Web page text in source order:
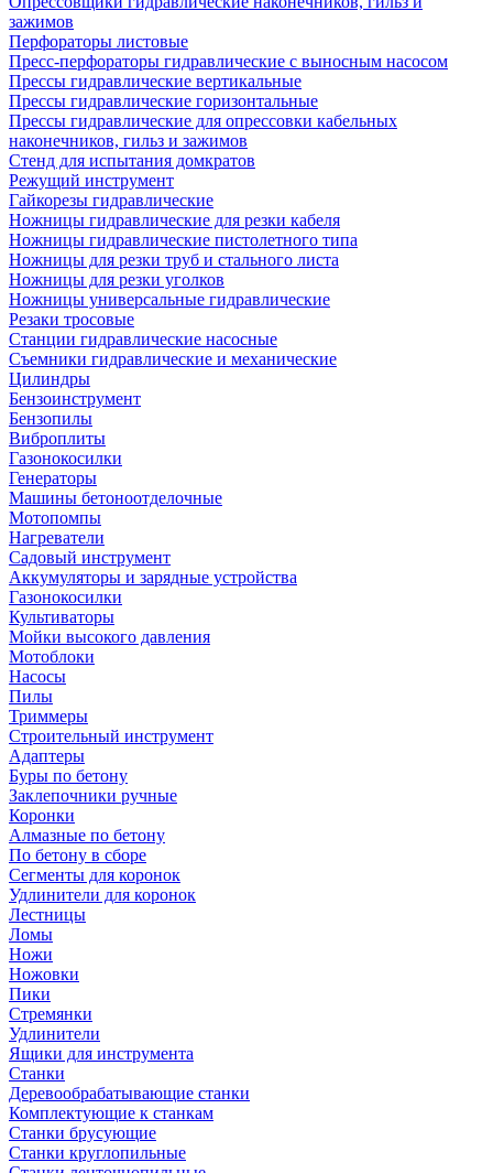
зажимов
Перфораторы листовые
Пресс-перфораторы гидравлические с выносным насосом
Прессы гидравлические вертикальные
Прессы гидравлические горизонтальные
Прессы гидравлические для опрессовки кабельных
наконечников, гильз и зажимов
Стенд для испытания домкратов
Режущий инструмент
Гайкорезы гидравлические
Ножницы гидравлические для резки кабеля
Ножницы гидравлические пистолетного типа
Ножницы для резки труб и стального листа
Ножницы для резки уголков
Ножницы универсальные гидравлические
Резаки тросовые
Станции гидравлические насосные
Съемники гидравлические и механические
Цилиндры
Бензоинструмент
Бензопилы
Виброплиты
Газонокосилки
Генераторы
Машины бетоноотделочные
Мотопомпы
Нагреватели
Садовый инструмент
Аккумуляторы и зарядные устройства
Газонокосилки
Культиваторы
Мойки высокого давления
Мотоблоки
Насосы
Пилы
Триммеры
Строительный инструмент
Адаптеры
Буры по бетону
Заклепочники ручные
Коронки
Алмазные по бетону
По бетону в сборе
Сегменты для коронок
Удлинители для коронок
Лестницы
Ломы
Ножи
Ножовки
Пики
Стремянки
Удлинители
Ящики для инструмента
Станки
Деревообрабатывающие станки
Комплектующие к станкам
Станки брусующие
Станки круглопильные